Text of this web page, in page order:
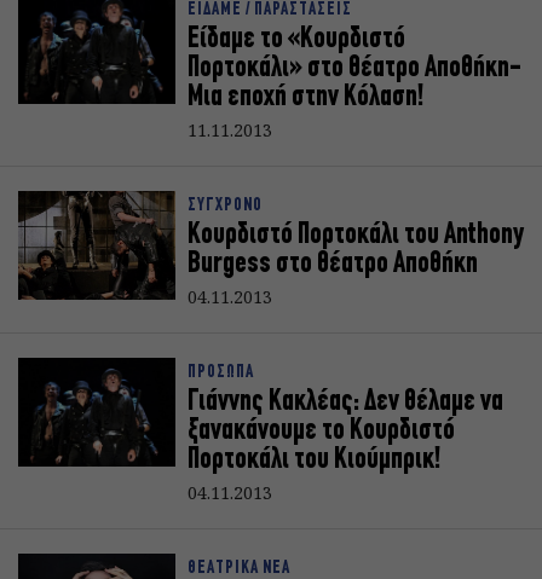
ΕΙΔΑΜΕ / ΠΑΡΑΣΤΑΣΕΙΣ
Είδαμε το «Κουρδιστό
Πορτοκάλι» στο θέατρο Αποθήκη-
Μια εποχή στην Κόλαση!
11.11.2013
ΣΥΓΧΡΟΝΟ
Κουρδιστό Πορτοκάλι του Anthony
Burgess στο θέατρο Αποθήκη
04.11.2013
ΠΡΟΣΩΠΑ
Γιάννης Κακλέας: Δεν θέλαμε να
ξανακάνουμε το Κουρδιστό
Πορτοκάλι του Κιούμπρικ!
04.11.2013
ΘΕΑΤΡΙΚΑ ΝΕΑ